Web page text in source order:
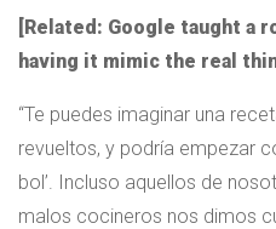
[Related: Google taught a
having it mimic the real
“Te puedes imaginar una
revueltos, y podría empezar
bol’. Incluso aquellos de
malos cocineros nos dimos